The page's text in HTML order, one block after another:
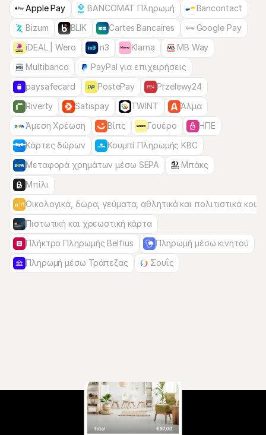
Apple Pay BANCOMAT Πληρωμή
Bancontact
Bizum
BLIK Cartes Bancaires
Google Pay
iDEAL | Wero
in3 Klarna
MB Way
Multibanco
PayPal για επιχειρήσεις
paysafecard
PostePay
Przelewy24
Riverty
Satispay TWINT
Άλμα
Άμεση Χρέωση
Βίπς Γουέρο
ΗΠΕ
Κάρτες δώρων
Κουμπί Πληρωμής KBC
Μεταφορά χρημάτων μέσω SEPA
Μπάκς
Μπίλι
Οικολογικά, δώρα, γεύματα, αθλητικά και πολιτιστικά
Πιστωτική και χρεωστική κάρτα
Πλήκτρο Πληρωμής Belfius
Πληρωμή μέσω κινητού
Πληρωμή μέσω Τράπεζας
Σουΐς